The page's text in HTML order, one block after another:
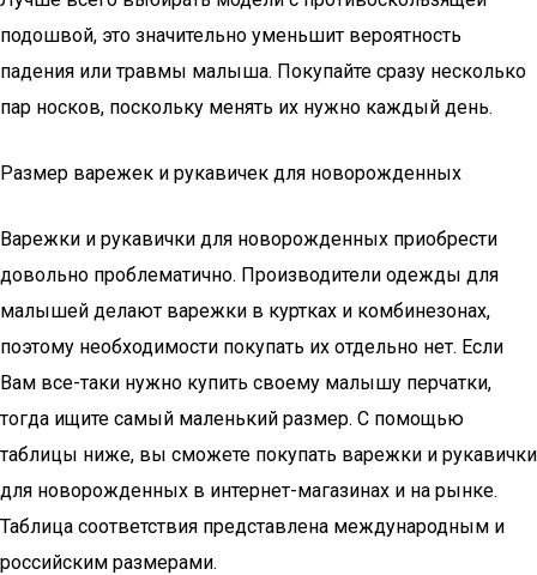
подошвой, это значительно уменьшит вероятность
падения или травмы малыша. Покупайте сразу несколько
пар носков, поскольку менять их нужно каждый день.
Размер варежек и рукавичек для новорожденных
Варежки и рукавички для новорожденных приобрести
довольно проблематично. Производители одежды для
малышей делают варежки в куртках и комбинезонах,
поэтому необходимости покупать их отдельно нет. Если
Вам все-таки нужно купить своему малышу перчатки,
тогда ищите самый маленький размер. С помощью
таблицы ниже, вы сможете покупать варежки и рукавички
для новорожденных в интернет-магазинах и на рынке.
Таблица соответствия представлена международным и
российским размерами.